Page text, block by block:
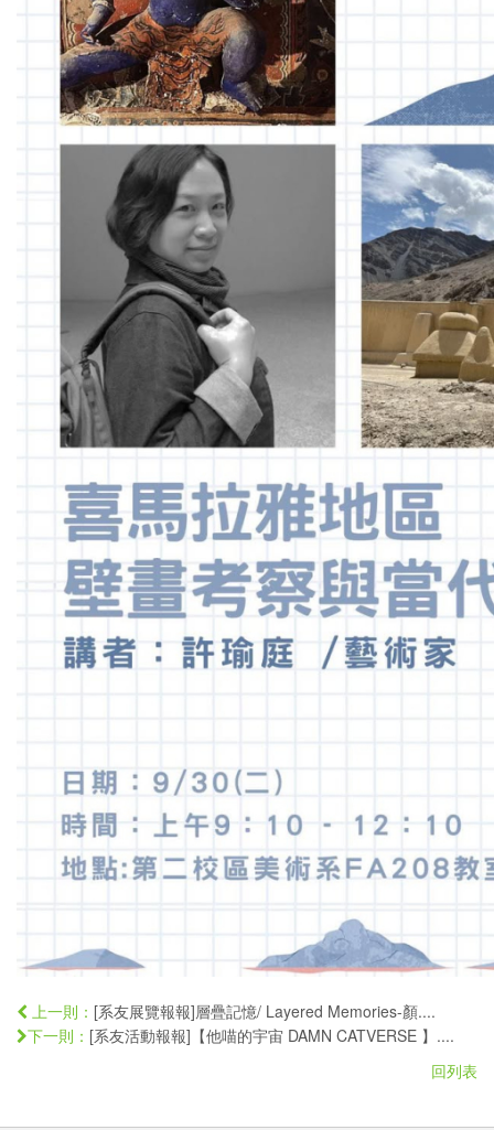
上一則： [系友展覽報報]層疊記憶/ Layered Memories-顏....
下一則： [系友活動報報]【他喵的宇宙 DAMN CATVERSE 】....
回列表